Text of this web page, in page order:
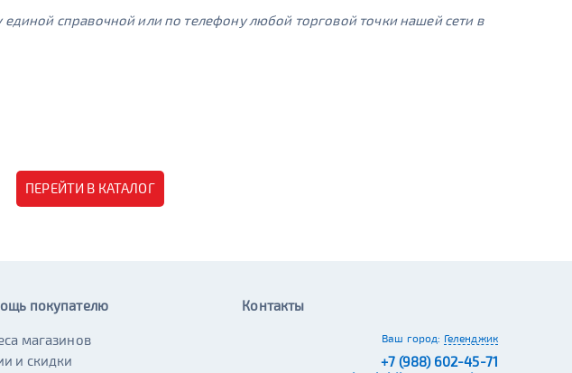
справочной или по телефону любой торговой точки нашей сети в
ПЕРЕЙТИ В КАТАЛОГ
покупателю
магазинов
и скидки
Контакты
Ваш город: Геленджик
+7 (988) 602-45-71